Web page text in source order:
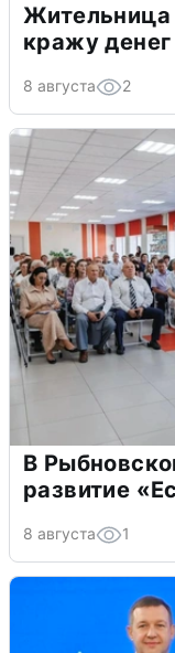
Жительница
кражу
8 августа 2
В
развитие
8 августа 1